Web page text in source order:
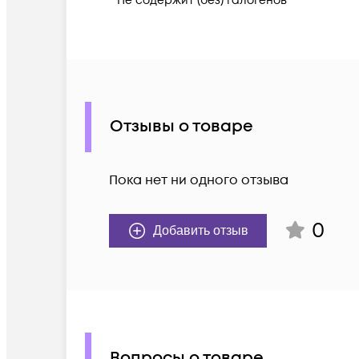
Отзывы о товаре
Пока нет ни одного отзыва
Добавить отзыв 0